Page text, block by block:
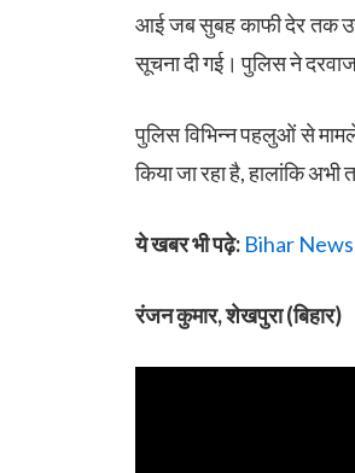
आई जब सुबह काफी देर तक
सूचना दी गई। पुलिस ने
पुलिस विभिन्न पहलुओं से
किया जा रहा है, हालांकि अभी
ये खबर भी पढ़े: Bihar News
रंजन कुमार, शेखपुरा(बिहार)